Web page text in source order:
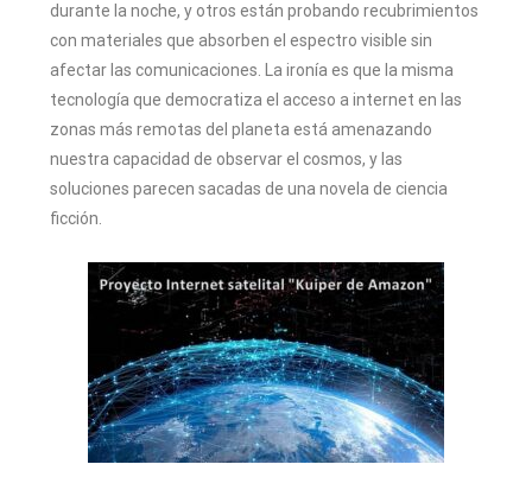
durante la noche, y otros están probando recubrimientos
con materiales que absorben el espectro visible sin
afectar las comunicaciones. La ironía es que la misma
tecnología que democratiza el acceso a internet en las
zonas más remotas del planeta está amenazando
nuestra capacidad de observar el cosmos, y las
soluciones parecen sacadas de una novela de ciencia
ficción.